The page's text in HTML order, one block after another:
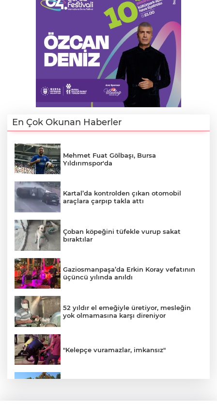
En Çok Okunan Haberler
Mehmet Fuat Gölbaşı, Bursa
Yıldırımspor'da
Kartal’da kontrolden çıkan otomobil
araçlara çarpıp takla attı
Çoban köpeğini tüfekle vurup sakat
bıraktılar
Gaziosmanpaşa’da Erkin Koray vefatının
üçüncü yılında anıldı
52 yıldır el emeğiyle üretiyor, mesleğin
yok olmamasına karşı direniyor
"Kelepçe vuramazlar, imkansız"